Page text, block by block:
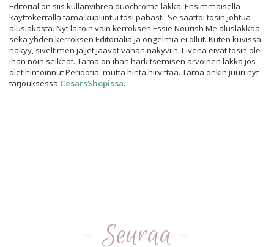
Editorial on siis kullanvihreä duochrome lakka. Ensimmäisellä
käyttökerralla tämä kupliintui tosi pahasti. Se saattoi tosin johtua
aluslakasta. Nyt laitoin vain kerroksen Essie Nourish Me aluslakkaa
sekä yhden kerroksen Editorialia ja ongelmia ei ollut. Kuten kuvissa
näkyy, siveltimen jäljet jäävät vähän näkyviin. Livenä eivät tosin ole
ihan noin selkeät. Tämä on ihan harkitsemisen arvoinen lakka jos
olet himoinnut Peridotia, mutta hinta hirvittää. Tämä onkin juuri nyt
tarjouksessa CesarsShopissa.
- Seuraa -